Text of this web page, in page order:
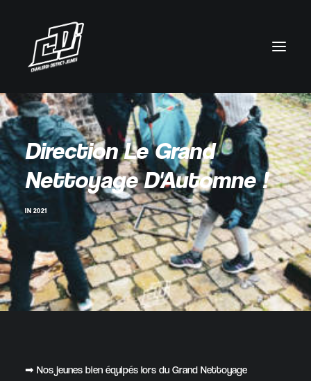
Direction Le Grand
Nettoyage D'Automne !
IN 2021
➡ Nos jeunes bien équipés lors du Grand Nettoyage